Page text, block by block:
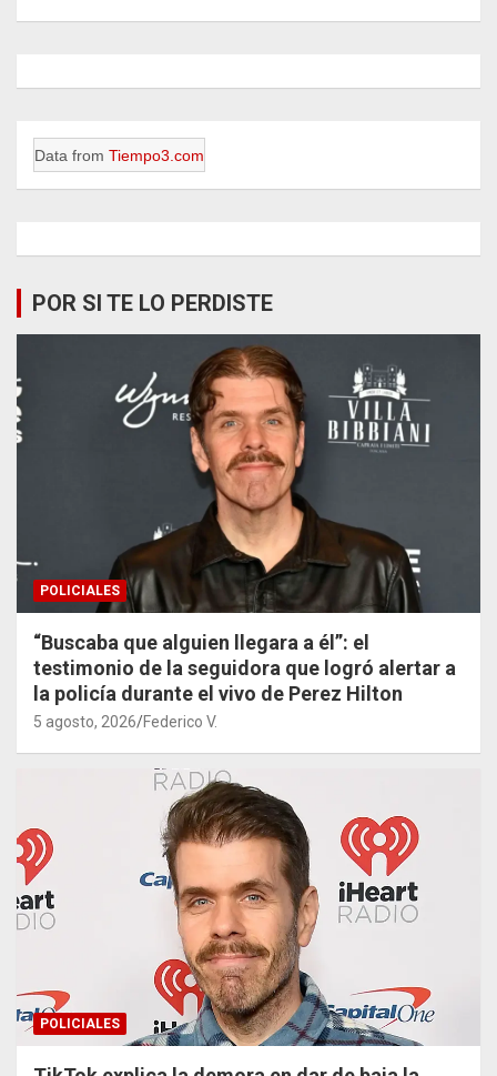
Data from Tiempo3.com
POR SI TE LO PERDISTE
POLICIALES
“Buscaba que alguien llegara a él”: el
testimonio de la seguidora que logró alertar a
la policía durante el vivo de Perez Hilton
5 agosto, 2026 Federico V.
POLICIALES